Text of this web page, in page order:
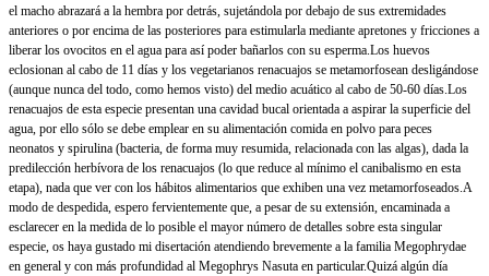
el macho abrazará a la hembra por detrás, sujetándola por debajo de sus extremidades
anteriores o por encima de las posteriores para estimularla mediante apretones y fricciones a
liberar los ovocitos en el agua para así poder bañarlos con su esperma.Los huevos
eclosionan al cabo de 11 días y los vegetarianos renacuajos se metamorfosean desligándose
(aunque nunca del todo, como hemos visto) del medio acuático al cabo de 50-60 días.Los
renacuajos de esta especie presentan una cavidad bucal orientada a aspirar la superficie del
agua, por ello sólo se debe emplear en su alimentación comida en polvo para peces
neonatos y spirulina (bacteria, de forma muy resumida, relacionada con las algas), dada la
predilección herbívora de los renacuajos (lo que reduce al mínimo el canibalismo en esta
etapa), nada que ver con los hábitos alimentarios que exhiben una vez metamorfoseados.A
modo de despedida, espero fervientemente que, a pesar de su extensión, encaminada a
esclarecer en la medida de lo posible el mayor número de detalles sobre esta singular
especie, os haya gustado mi disertación atendiendo brevemente a la familia Megophrydae
en general y con más profundidad al Megophrys Nasuta en particular.Quizá algún día